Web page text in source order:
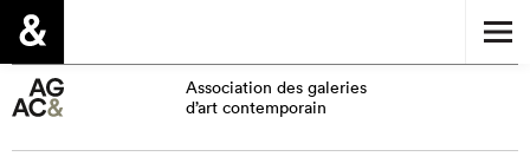
Association des galeries
d’art contemporain